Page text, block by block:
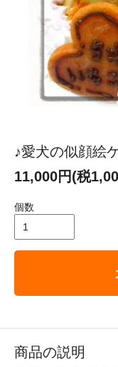
♪愛犬の似顔絵
11,000円(税
個数
商品の説明